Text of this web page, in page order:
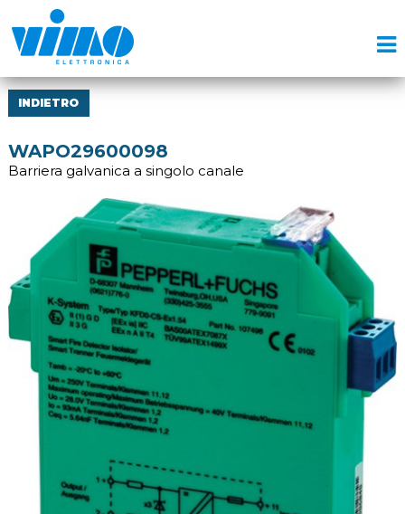
INDIETRO
WAPO29600098
Barriera galvanica a singolo canale